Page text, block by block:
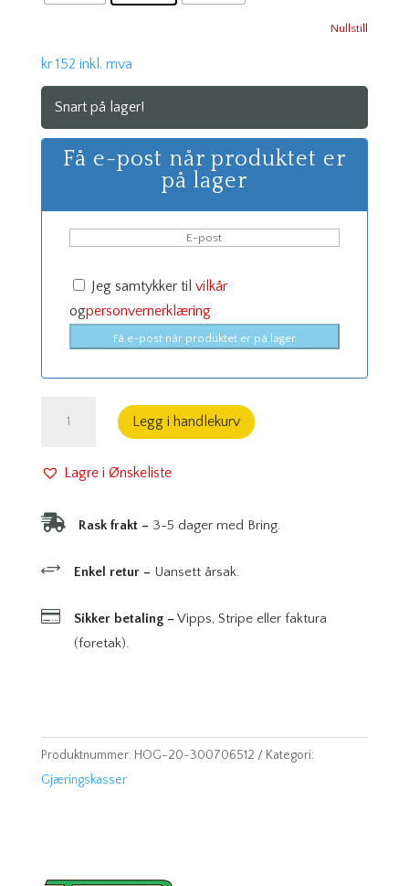
Nullstill
kr152 inkl. mva
Snart på lager!
Få e-post når produktet er
på lager
Jeg samtykker til vilkår
ogpersonvernerklæring
Få e-post når produktet er på lager
Gjæringskasse
Legg i handlekurv
Lagre i Ønskeliste
 Rask frakt – 3-5 dager med Bring.
+ Enkel retur – Uansett årsak.
 Sikker betaling – Vipps, Stripe eller faktura
(foretak).
Produktnummer: HOG-20-300706512
Kategori:
Gjæringskasser